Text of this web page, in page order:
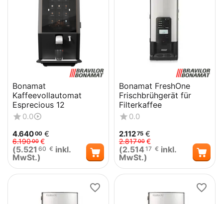
Bonamat
Kaffeevollautomat
Esprecious 12
0.0
4.64000 €
6.19000 €
(5.521 60 € inkl.
MwSt.)
Bonamat FreshOne
Frischbrühgerät für
Filterkaffee
0.0
2.11275 €
2.81700 €
(2.514 17 € inkl.
MwSt.)